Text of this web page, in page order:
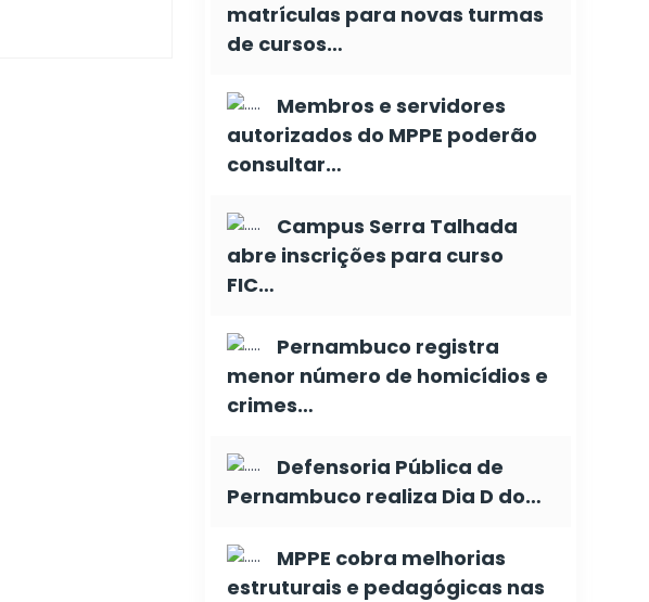
matrículas para novas turmas
de cursos…
Membros e servidores
autorizados do MPPE poderão
consultar…
Campus Serra Talhada
abre inscrições para curso
FIC…
Pernambuco registra
menor número de homicídios e
crimes…
Defensoria Pública de
Pernambuco realiza Dia D do…
MPPE cobra melhorias
estruturais e pedagógicas nas